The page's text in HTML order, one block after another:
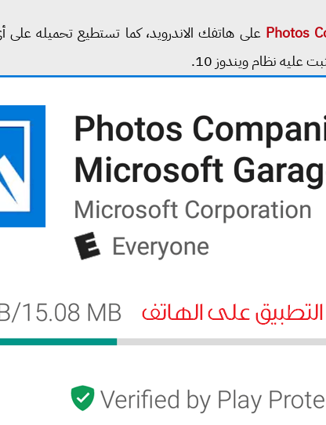
Photos
عليه نظام ويندوز 10.